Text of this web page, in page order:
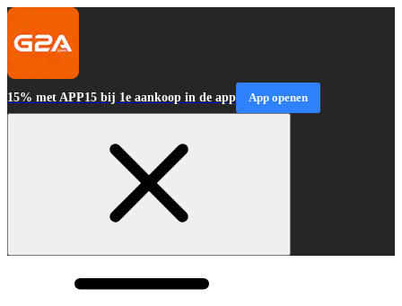
15% met APP15 bij 1e aankoop in de app App openen